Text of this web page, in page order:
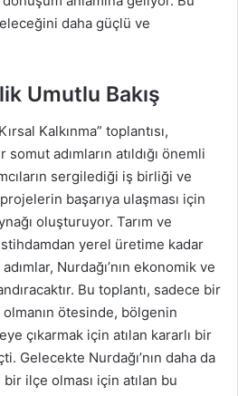
daha güçlü ve
Umutlu Bakış
Kalkınma” toplantısı,
adımların atıldığı önemli
sergilediği iş birliği ve
başarıya ulaşması için
oluşturuyor. Tarım ve
yerel üretime kadar
Nurdağı’nın ekonomik ve
Bu toplantı, sadece bir
ötesinde, bölgenin
çıkarmak için atılan kararlı bir
Gelecekte Nurdağı’nın daha da
ilçe olması için atılan bu